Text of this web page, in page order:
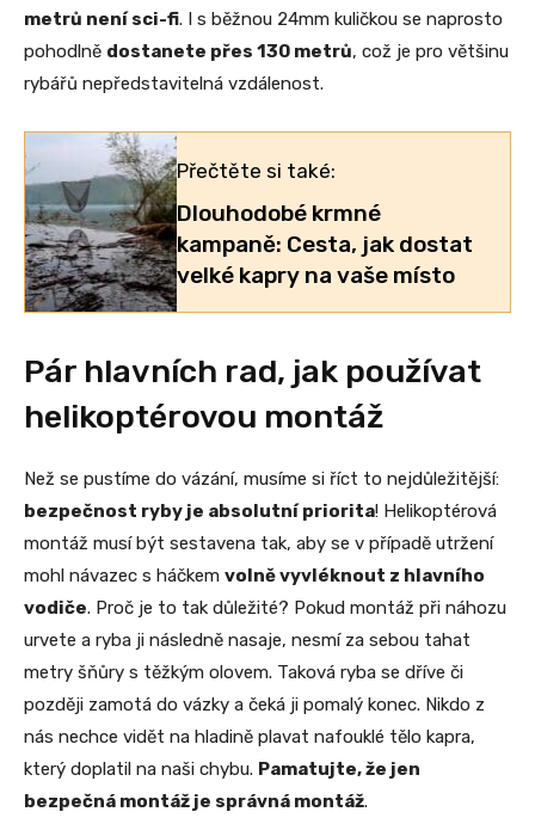
metrů není sci-fi. I s běžnou 24mm kuličkou se naprosto
pohodlně dostanete přes 130 metrů, což je pro většinu
rybářů nepředstavitelná vzdálenost.
Přečtěte si také:
Dlouhodobé krmné
kampaně: Cesta, jak dostat
velké kapry na vaše místo
Pár hlavních rad, jak používat
helikoptérovou montáž
Než se pustíme do vázání, musíme si říct to nejdůležitější:
bezpečnost ryby je absolutní priorita! Helikoptérová
montáž musí být sestavena tak, aby se v případě utržení
mohl návazec s háčkem volně vyvléknout z hlavního
vodiče. Proč je to tak důležité? Pokud montáž při náhozu
urvete a ryba ji následně nasaje, nesmí za sebou tahat
metry šňůry s těžkým olovem. Taková ryba se dříve či
později zamotá do vázky a čeká ji pomalý konec. Nikdo z
nás nechce vidět na hladině plavat nafouklé tělo kapra,
který doplatil na naši chybu. Pamatujte, že jen
bezpečná montáž je správná montáž.